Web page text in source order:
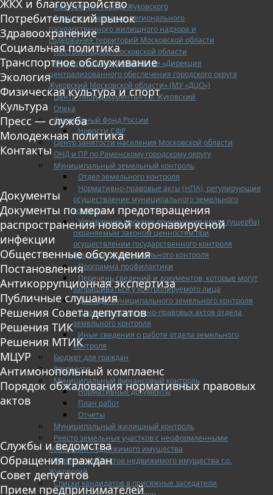
Прокуратура города Жуковского
Главное управление регионального
государственного жилищного надзора и
содержания территорий Московской области
Госстройнадзор Московской области
Муниципальное учреждение «Дирекция
централизованного обеспечения городского округа
Жуковский Московской области» (МУ «ДЦО»)
Центр «Мои документы» г.о. Жуковский
Опека
Социальный фонд России
Новости СФР
Центр занятости населения Московской области
ОНД и ПР по Раменскому городскому округу
Муниципальный земельный контроль
Отдел земельного контроля
Нормативно-правовые акты (НПА), регулирующие
осуществление муниципального земельного
контроля
Управление рисками причинения вреда (ущерба)
охраняемым законом ценностям при
осуществлении государственного контроля
(надзора), муниципального контроля
Программа профилактики
Перечень сведений и документов, которые могут
запрашиваться у контролируемого лица
Доклады муниципального земельного контроля
Проекты нормативно-правовых актов отдела
земельного контроля
Иные сведения о работе отдела земельного
контроля
Бюджет для граждан
Росреестр
Муниципальный финансовый контроль
Нормативные документы
План работ
Отчеты
Муниципальный жилищный контроль
Реестр земельных участков с неоформленными
объектами недвижимого имущества
Перечень объектов недвижимого имущества г.о.
Жуковский
Списки кандидатов в присяжные заседатели
ЖКХ и благоустройство
Потребительский рынок
Здравоохранение
Социальная политика
Транспортное обслуживание
Экология
Физическая культура и спорт
Культура
Пресс — служба
Молодежная политика
Контакты
Документы
Документы по мерам предотвращения
распространения новой коронавирусной
инфекции
Общественные обсуждения
Постановления
Антикоррупционная экспертиза
Публичные слушания
Решения Совета депутатов
Решения ТИК
Решения МТИК
МЦУР
Антимонопольный комплаенс
Порядок обжалования нормативных правовых
актов
Службы и ведомства
Обращения граждан
Совет депутатов
Прием предпринимателей